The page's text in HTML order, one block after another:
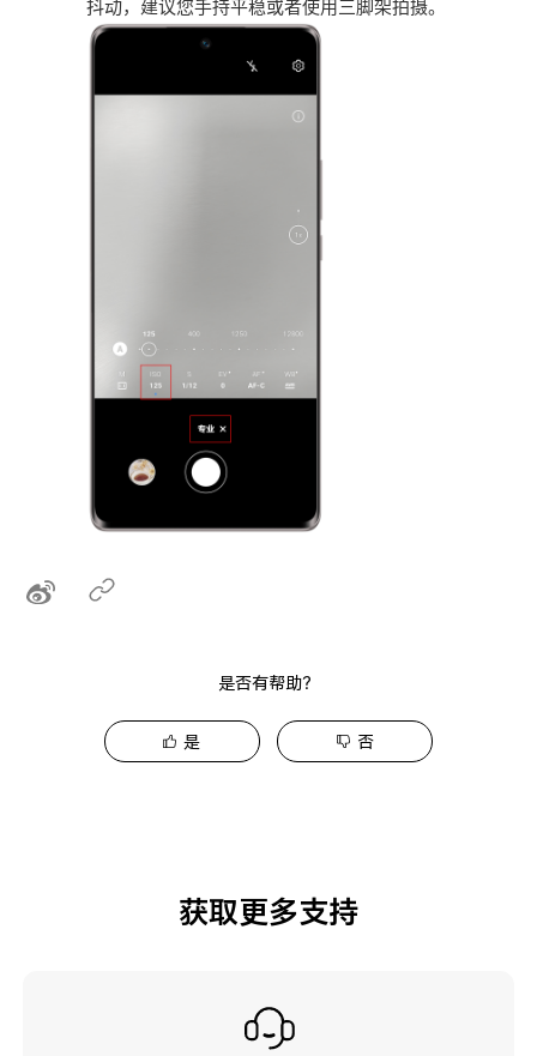
抖动，建议您手持平稳或者使用三脚架拍摄。
是否有帮助？
是 否
获取更多支持